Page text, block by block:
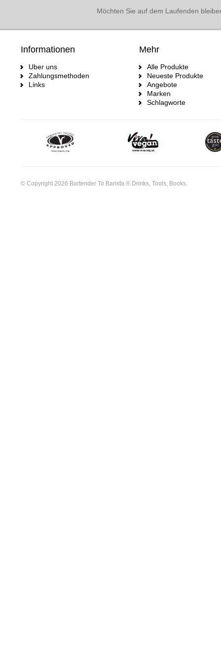
Möchten Sie auf dem Laufenden
Informationen
Uber uns
Zahlungsmethoden
Links
Mehr
Alle Produkte
Neueste Produkte
Angebote
Marken
Schlagworte
© Copyright 2026 Bartender To Barista ® Drinks, Tools, Books.